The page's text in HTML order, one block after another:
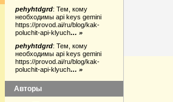
pehyhtdgrd: Тем, кому
необходимы api keys gemini
https://provod.ai/ru/blog/kak-
poluchit-api-klyuch… »
pehyhtdgrd: Тем, кому
необходимы api keys gemini
https://provod.ai/ru/blog/kak-
poluchit-api-klyuch… »
Авторы